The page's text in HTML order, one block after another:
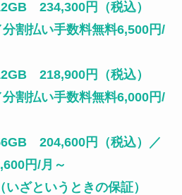
234,300円（税込）
分割払い手数料無料6,500円/
218,900円（税込）
分割払い手数料無料6,000円/
204,600円（税込）／
円/月～
ざというときの保証）